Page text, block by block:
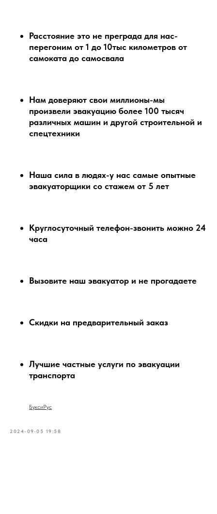
Расстояние это не преграда для нас-
перегоним от 1 до 10тыс километров от
самоката до самосвала
Нам доверяют свои миллионы-мы
произвели эвакуацию более 100 тысяч
различных машин и другой строительной и
спецтехники
Наша сила в людях-у нас самые опытные
эвакуаторщики со стажем от 5 лет
Круглосуточный телефон-звонить можно 24
часа
Вызовите наш эвакуатор и не прогадаете
Скидки на предварительный заказ
Лучшие частные услуги по эвакуации
транспорта
БуксиРус
2024-09-05 19:58